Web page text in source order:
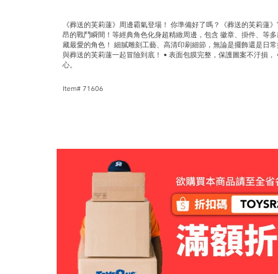
《葬送的芙莉蓮》周邊霸氣登場！ 你準備好了嗎？《葬送的芙莉蓮
昂的戰鬥瞬間！等經典角色化身超精緻周邊，包含 徽章、掛件、等
藏最愛的角色！ 細膩雕刻工藝、高清印刷細節，無論是擺飾還是日
與葬送的芙莉蓮一起冒險到底！ • 表面包膜完整，保護圖案不汙損
心。
Item# 71606